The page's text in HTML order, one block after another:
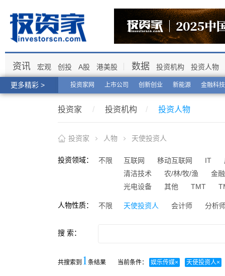
更多精彩 > 投资家网 上市公司 创新创业 新能源 金融科技
资讯 宏观 创投 A股 港美股 数据 投资机构 投资人物
投资家 / 投资机构 / 投资人物
投资家 人物 天使投资人
投资领域： 不限 互联网 移动互联网 IT
清洁技术
农/林/牧/渔
金融
光电设备
其他 TMT
人物性质： 不限 天使投资人 会计师 分析
搜 索：
共搜索到 1条结果 当前条件： 娱乐传媒× 天使投资人×